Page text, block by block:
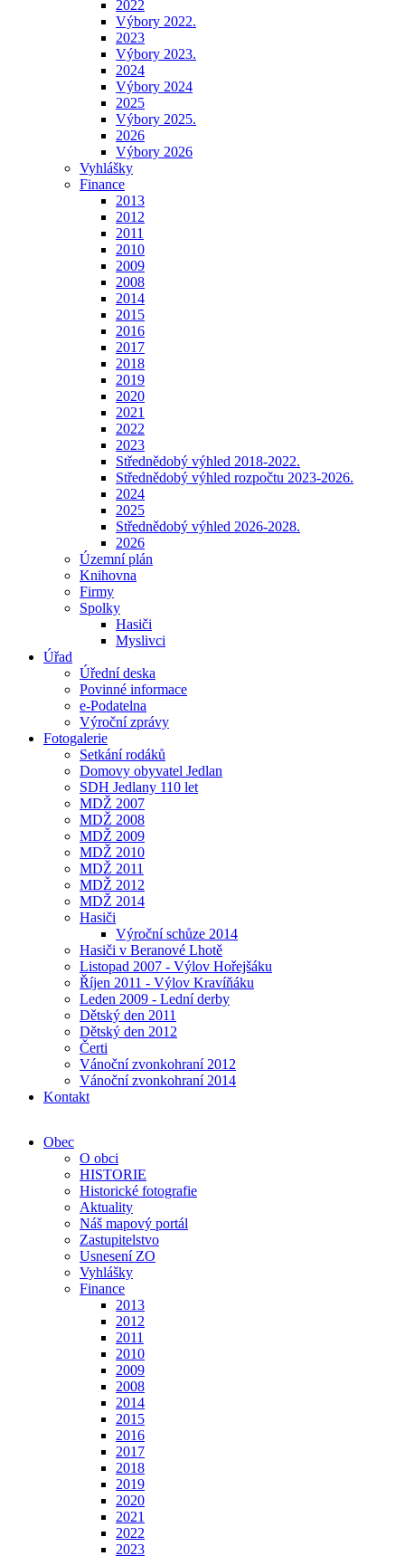
2022
Výbory 2022.
2023
Výbory 2023.
2024
Výbory 2024
2025
Výbory 2025.
2026
Výbory 2026
Vyhlášky
Finance
2013
2012
2011
2010
2009
2008
2014
2015
2016
2017
2018
2019
2020
2021
2022
2023
Střednědobý výhled 2018-2022.
Střednědobý výhled rozpočtu 2023-2026.
2024
2025
Střednědobý výhled 2026-2028.
2026
Územní plán
Knihovna
Firmy
Spolky
Hasiči
Myslivci
Úřad
Úřední deska
Povinné informace
e-Podatelna
Výroční zprávy
Fotogalerie
Setkání rodáků
Domovy obyvatel Jedlan
SDH Jedlany 110 let
MDŽ 2007
MDŽ 2008
MDŽ 2009
MDŽ 2010
MDŽ 2011
MDŽ 2012
MDŽ 2014
Hasiči
Výroční schůze 2014
Hasiči v Beranové Lhotě
Listopad 2007 - Výlov Hořejšáku
Říjen 2011 - Výlov Kravíňáku
Leden 2009 - Lední derby
Dětský den 2011
Dětský den 2012
Čerti
Vánoční zvonkohraní 2012
Vánoční zvonkohraní 2014
Kontakt
Obec
O obci
HISTORIE
Historické fotografie
Aktuality
Náš mapový portál
Zastupitelstvo
Usnesení ZO
Vyhlášky
Finance
2013
2012
2011
2010
2009
2008
2014
2015
2016
2017
2018
2019
2020
2021
2022
2023